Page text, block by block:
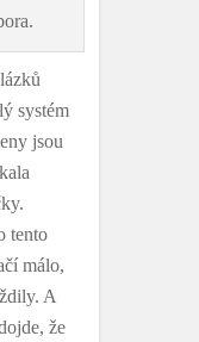
systém
jsou
tento
málo,
A
že